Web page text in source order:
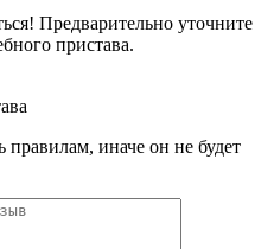
Предварительно уточните
пристава.
правилам, иначе он не будет